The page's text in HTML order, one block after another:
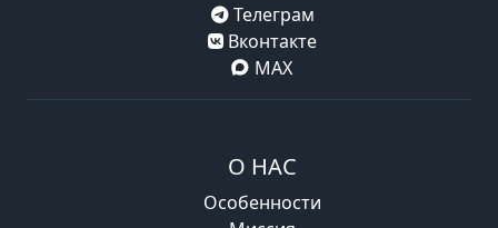
Телеграм
Вконтакте
MAX
О НАС
Особенности